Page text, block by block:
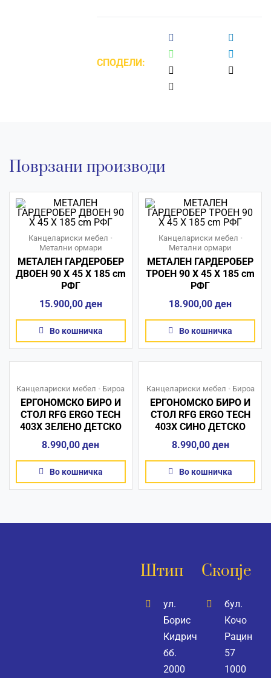
СПОДЕЛИ:
Поврзани производи
Канцелариски мебел •
Метални ормари
МЕТАЛЕН ГАРДЕРОБЕР
ДВОЕН 90 X 45 X 185 сm
РФГ
15.900,00 ден
Во кошничка
Канцелариски мебел •
Метални ормари
МЕТАЛЕН ГАРДЕРОБЕР
ТРОЕН 90 X 45 X 185 сm
РФГ
18.900,00 ден
Во кошничка
Канцелариски мебел • Бироа
ЕРГОНОМСКО БИРО И
СТОЛ RFG ERGO TECH
403X ЗЕЛЕНО ДЕТСКО
8.990,00ден
Во кошничка
Канцелариски мебел • Бироа
ЕРГОНОМСКО БИРО И
СТОЛ RFG ERGO TECH
403X СИНО ДЕТСКО
8.990,00 ден
Во кошничка
Штип
ул.
Борис
Кидрич
бб.
2000
Скопје
бул.
Кочо
Рацин
57
1000